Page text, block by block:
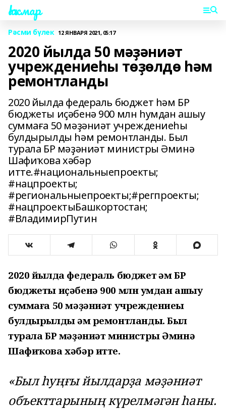
Һаҡмар
Рәсми бүлек 12 ЯНВАРЯ 2021, 05:17
2020 йылда 50 мәҙәниәт
учреждениеһы төҙөлдө һәм
ремонтланды
2020 йылда федераль бюджет һәм БР
бюджеты иҫәбенә 900 млн һумдан ашыу
суммаға 50 мәҙәниәт учреждениеһы
булдырылды һәм ремонтланды. Был
турала БР мәҙәниәт министры Әминә
Шафиҡова хәбәр
итте.#национальныепроекты;
#нацпроекты;
#региональныепроекты;#регпроекты;
#нацпроектыБашкортостан;
#ВладимирПутин
2020 йылда федераль бюджет һәм БР
бюджеты иҫәбенә 900 млн һумдан ашыу
суммаға 50 мәҙәниәт учреждениеһы
булдырылды һәм ремонтланды. Был
турала БР мәҙәниәт министры Әминә
Шафиҡова хәбәр итте.
«Был һуңғы йылдарҙа мәҙәниәт
объекттарының күрелмәгән һаны.